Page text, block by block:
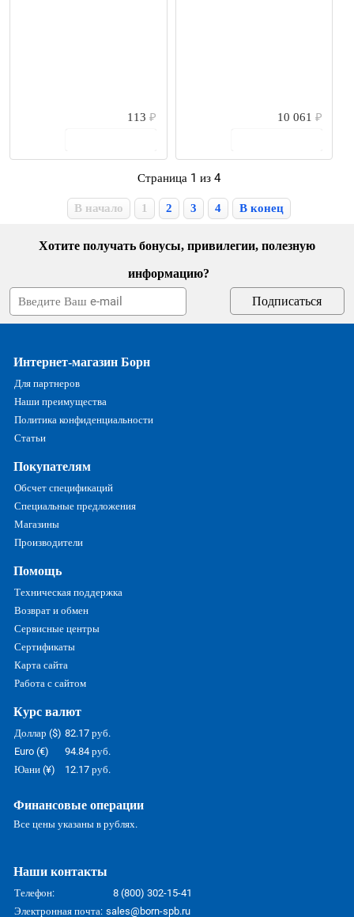
113₽ 10 061 ₽
Страница 1 из 4
В начало 1 2 3 4 В конец
Хотите получать бонусы, привилегии, полезную
информацию?
Интернет-магазин Борн
Для партнеров
Наши преимущества
Политика конфиденциальности
Статьи
Покупателям
Обсчет спецификаций
Специальные предложения
Магазины
Производители
Помощь
Техническая поддержка
Возврат и обмен
Сервисные центры
Сертификаты
Карта сайта
Работа с сайтом
Курс валют
Доллар ($) 82.17 руб.
Euro (€)
94.84 руб.
Юани (¥)
12.17 руб.
Финансовые операции
Все цены указаны в рублях.
Наши контакты
Телефон:
8 (800) 302-15-41
Электронная почта: sales@born-spb.ru